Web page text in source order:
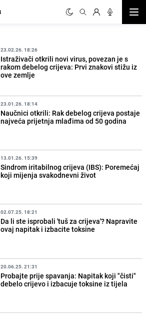
23.02.26. 18:26
Istraživači otkrili novi virus, povezan je s
rakom debelog crijeva: Prvi znakovi stižu iz
ove zemlje
23.01.26. 18:14
Naučnici otkrili: Rak debelog crijeva postaje
najveća prijetnja mlađima od 50 godina
13.01.26. 15:39
Sindrom iritabilnog crijeva (IBS): Poremećaj
koji mijenja svakodnevni život
02.07.25. 18:21
Da li ste isprobali 'tuš za crijeva'? Napravite
ovaj napitak i izbacite toksine
20.06.25. 21:31
Probajte prije spavanja: Napitak koji "čisti"
debelo crijevo i izbacuje toksine iz tijela